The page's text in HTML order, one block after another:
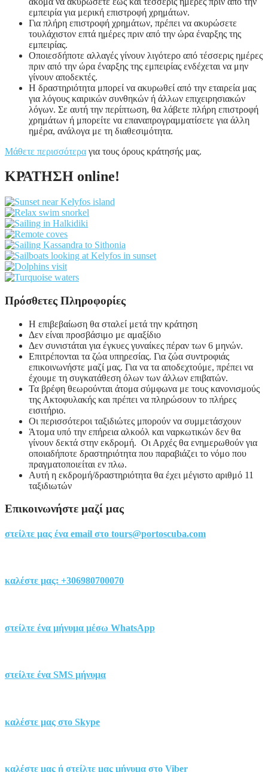
εμπειρία για μερική επιστροφή χρημάτων.
Για πλήρη επιστροφή χρημάτων, πρέπει να ακυρώσετε
τουλάχιστον επτά ημέρες πριν από την ώρα έναρξης της
εμπειρίας.
Οποιεσδήποτε αλλαγές γίνουν λιγότερο από τέσσερις ημέρες
πριν από την ώρα έναρξης της εμπειρίας ενδέχεται να μην
γίνουν αποδεκτές.
Η δραστηριότητα μπορεί να ακυρωθεί από την εταιρεία μας
για λόγους καιρικών συνθηκών ή άλλων επιχειρησιακών
λόγων. Σε αυτή την περίπτωση, θα λάβετε πλήρη επιστροφή
χρημάτων ή μπορείτε να επαναπρογραμματίσετε για άλλη
ημέρα, ανάλογα με τη διαθεσιμότητα.
Μάθετε περισσότερα για τους όρους κράτησής μας.
ΚΡΑΤΗΣΗ online!
Πρόσθετες Πληροφορίες
Η επιβεβαίωση θα σταλεί μετά την κράτηση
Δεν είναι προσβάσιμο με αμαξίδιο
Δεν συνιστάται για έγκυες γυναίκες πέραν των 6 μηνών.
Επιτρέπονται τα ζώα υπηρεσίας. Για ζώα συντροφιάς
επικοινωνήστε μαζί μας. Για να τα αποδεχτούμε, πρέπει να
έχουμε τη συγκατάθεση όλων των άλλων επιβατών.
Τα βρέφη θεωρούνται άτομα σύμφωνα με τους κανονισμούς
της Ακτοφυλακής και πρέπει να πληρώσουν το πλήρες
εισιτήριο.
Οι περισσότεροι ταξιδιώτες μπορούν να συμμετάσχουν
Άτομα υπό την επήρεια αλκοόλ και ναρκωτικών δεν θα
γίνουν δεκτά στην εκδρομή. Οι Αρχές θα ενημερωθούν για
οποιαδήποτε δραστηριότητα που παραβιάζει το νόμο που
πραγματοποιείται εν πλω.
Αυτή η εκδρομή/δραστηριότητα θα έχει μέγιστο αριθμό 11
ταξιδιωτών
Επικοινωνήστε μαζί μας
στείλτε μας ένα email στο tours@portoscuba.com
καλέστε μας: +306980700070
στείλτε ένα μήνυμα μέσω WhatsApp
στείλτε ένα SMS μήνυμα
καλέστε μας στο Skype
καλέστε μας ή στείλτε μας μήνυμα στο Viber